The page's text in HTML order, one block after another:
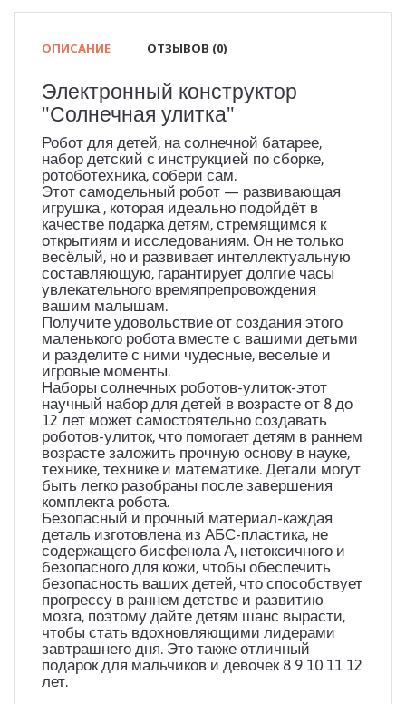
ОПИСАНИЕ ОТЗЫВОВ (0)
Электронный конструктор
"Солнечная улитка"
Робот для детей, на солнечной батарее,
набор детский с инструкцией по сборке,
ротоботехника, собери сам.
Этот самодельный робот — развивающая
игрушка , которая идеально подойдёт в
качестве подарка детям, стремящимся к
открытиям и исследованиям. Он не только
весёлый, но и развивает интеллектуальную
составляющую, гарантирует долгие часы
увлекательного времяпрепровождения
вашим малышам.
Получите удовольствие от создания этого
маленького робота вместе с вашими детьми
и разделите с ними чудесные, веселые и
игровые моменты.
Наборы солнечных роботов-улиток-этот
научный набор для детей в возрасте от 8 до
12 лет может самостоятельно создавать
роботов-улиток, что помогает детям в раннем
возрасте заложить прочную основу в науке,
технике, технике и математике. Детали могут
быть легко разобраны после завершения
комплекта робота.
Безопасный и прочный материал-каждая
деталь изготовлена из АБС-пластика, не
содержащего бисфенола А, нетоксичного и
безопасного для кожи, чтобы обеспечить
безопасность ваших детей, что способствует
прогрессу в раннем детстве и развитию
мозга, поэтому дайте детям шанс вырасти,
чтобы стать вдохновляющими лидерами
завтрашнего дня. Это также отличный
подарок для мальчиков и девочек 8 9 10 11 12
лет.